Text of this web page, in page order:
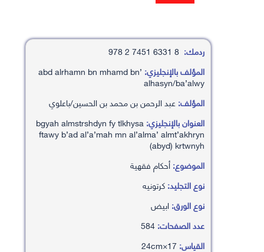
ردمك:
المؤلف بالإنجليزي: ’abd alrhamn bn mhamd bn
alhasyn/ba’alwy
المؤلف:عبد الرحمن بن محمد بن الحسين/باعلوي
العنوان بالإنجليزي:bgyah almstrshdyn fy tlkhysa
ftawy b’ad al’a’mah mn al’alma’ almt’akhryn
(abyd) krtwnyh
الموضوع:أحكام فقهية
نوع التجليد:كرتونيه
نوع الورق:ابيض
عدد الصفحات:
القياس: